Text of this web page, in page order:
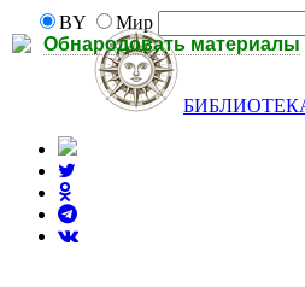
Обнародовать материалы
BY Мир